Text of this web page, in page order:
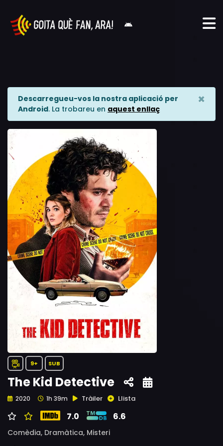
Descarregueu-vos la nostra aplicació per
Android. La trobareu en aquest enllaç
×
9+ SUB
The Kid Detective
2020 1h 39m Tràiler Llista
7.0 6.6
Comèdia, Dramàtica, Misteri